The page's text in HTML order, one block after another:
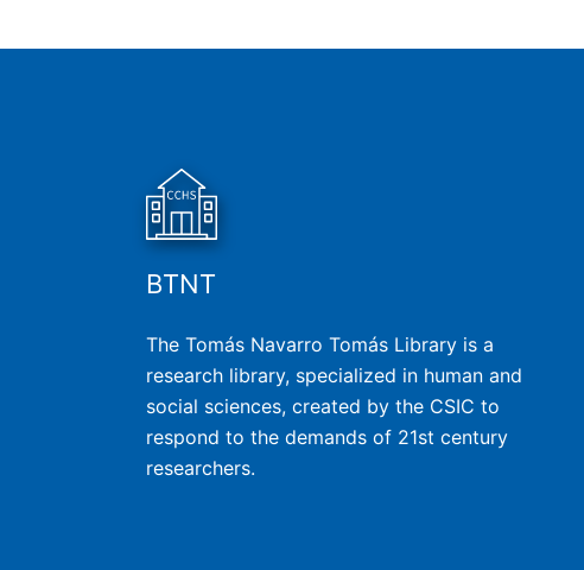
BTNT
The Tomás Navarro Tomás Library is a
research library, specialized in human and
social sciences, created by the CSIC to
respond to the demands of 21st century
researchers.